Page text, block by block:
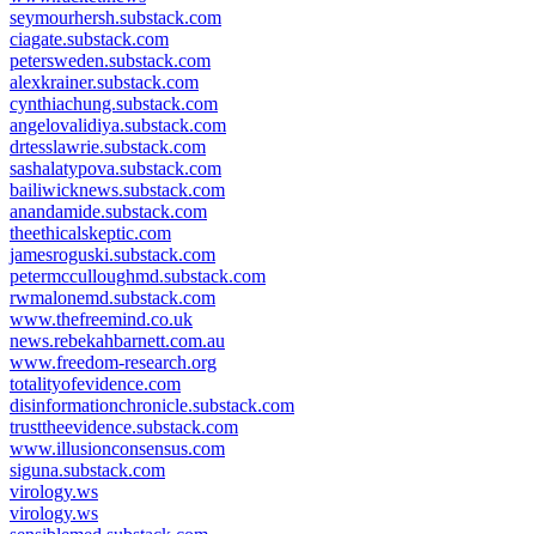
seymourhersh.substack.com
ciagate.substack.com
petersweden.substack.com
alexkrainer.substack.com
cynthiachung.substack.com
angelovalidiya.substack.com
drtesslawrie.substack.com
sashalatypova.substack.com
bailiwicknews.substack.com
anandamide.substack.com
theethicalskeptic.com
jamesroguski.substack.com
petermcculloughmd.substack.com
rwmalonemd.substack.com
www.thefreemind.co.uk
news.rebekahbarnett.com.au
www.freedom-research.org
totalityofevidence.com
disinformationchronicle.substack.com
trusttheevidence.substack.com
www.illusionconsensus.com
siguna.substack.com
virology.ws
virology.ws